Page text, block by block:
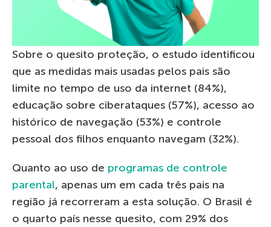
Sobre o quesito proteção, o estudo identificou
que as medidas mais usadas pelos pais são
limite no tempo de uso da internet (84%),
educação sobre ciberataques (57%), acesso ao
histórico de navegação (53%) e controle
pessoal dos filhos enquanto navegam (32%).
Quanto ao uso de programas de controle
parental, apenas um em cada três pais na
região já recorreram a esta solução. O Brasil é
o quarto país nesse quesito, com 29% dos